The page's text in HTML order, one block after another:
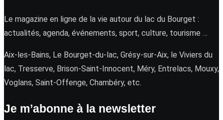
Le magazine en ligne de la vie autour du lac du Bourget :
actualités, agenda, événements, sport, culture, tourisme …
Aix-les-Bains, Le Bourget-du-lac, Grésy-sur-Aix, le Viviers du
lac, Tresserve, Brison-Saint-Innocent, Méry, Entrelacs, Mouxy,
Voglans, Saint-Offenge, Chambéry, etc.
Je m’abonne à la newsletter